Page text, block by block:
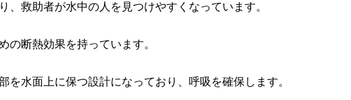
救助者が水中の人を見つけやすくなっています。
の断熱効果を持っています。
水面上に保つ設計になっており、呼吸を確保します。